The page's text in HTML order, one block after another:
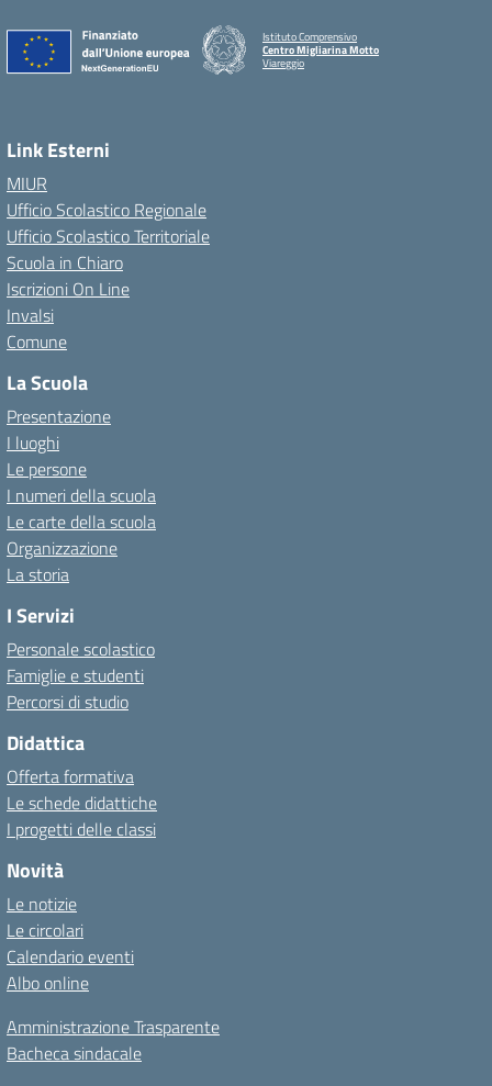
Istituto Comprensivo
Centro Migliarina Motto
Viareggio
Link Esterni
MIUR
Ufficio Scolastico Regionale
Ufficio Scolastico Territoriale
Scuola in Chiaro
Iscrizioni On Line
Invalsi
Comune
La Scuola
Presentazione
I luoghi
Le persone
I numeri della scuola
Le carte della scuola
Organizzazione
La storia
I Servizi
Personale scolastico
Famiglie e studenti
Percorsi di studio
Didattica
Offerta formativa
Le schede didattiche
I progetti delle classi
Novità
Le notizie
Le circolari
Calendario eventi
Albo online
Amministrazione Trasparente
Bacheca sindacale